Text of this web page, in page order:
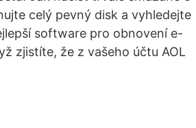
celý pevný disk a vyhledejte
software pro obnovení e-
zjistíte, že z vašeho účtu AOL